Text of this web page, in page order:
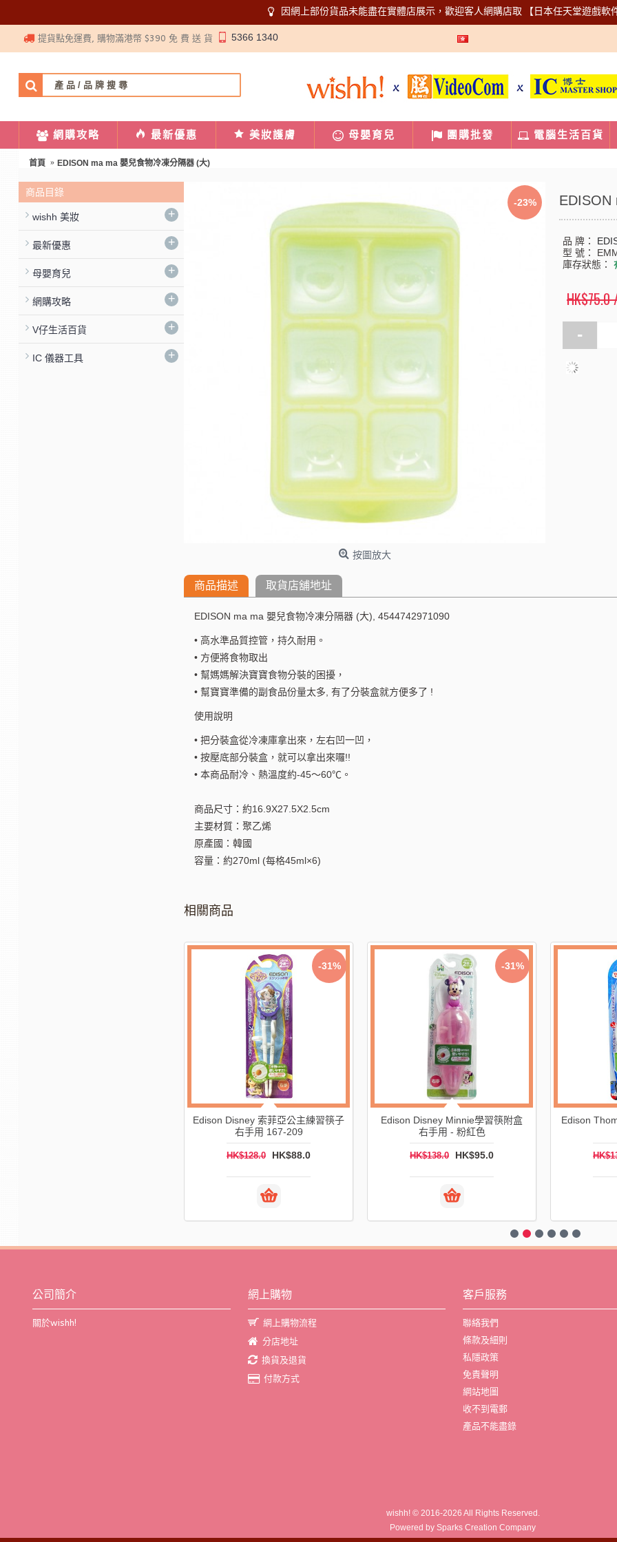
因網上部份貨品未能盡在實體店展示，歡迎客人網購店取 【日本任天堂遊戲軟
提貨點免運費, 購物滿港幣 $390 免 費 送 貨 5366 1340
網購攻略 最新優惠 美妝護膚 母嬰育兒 團購批發 電腦生活百貨
首頁 EDISON ma ma 嬰兒食物冷凍分隔器 (大)
商品目錄
wishh 美妝 +
最新優惠 +
母嬰育兒 +
網購攻略 +
V仔生活百貨 +
IC 儀器工具 +
-23%
按圖放大
EDISON
品 牌：
型 號：
庫存狀態：
-
商品描述 取貨店舖地址
EDISON ma ma 嬰兒食物冷凍分隔器 (大), 4544742971090
• 高水準品質控管，持久耐用。
• 方便將食物取出
• 幫媽媽解決寶寶食物分裝的困擾，
• 幫寶寶準備的副食品份量太多, 有了分裝盒就方便多了 !
使用說明
• 把分裝盒從冷凍庫拿出來，左右凹一凹，
• 按壓底部分裝盒，就可以拿出來囉!!
• 本商品耐冷、熱溫度約-45～60℃。
商品尺寸：約16.9X27.5X2.5cm
主要材質：聚乙烯
原產國：韓國
容量：約270ml (每格45ml×6)
相關商品
Edison Disney Winnie the pooh練
EDISON ma ma 專用蘋果牙刷 (5個
月以上適用)
HK$126.0
(盤點激減) EDISON 食物儲存盒 (黃
HK$89.0 HK$34.0
公司簡介
關於wishh!
網上購物
網上購物流程
分店地址
換貨及退貨
付款方式
客戶服務
聯絡我們
條款及細則
私隱政策
免責聲明
網站地圖
收不到電郵
產品不能盡錄
wishh! © 2016-2026 All Rights Reserved.
Powered by Sparks Creation Company